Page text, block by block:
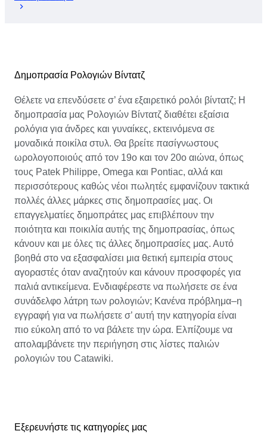
Δημοπρασία Ρολογιών Βίντατζ
Θέλετε να επενδύσετε σ’ ένα εξαιρετικό ρολόι βίντατζ; Η
δημοπρασία μας Ρολογιών Βίντατζ διαθέτει εξαίσια
ρολόγια για άνδρες και γυναίκες, εκτεινόμενα σε
μοναδικά ποικίλα στυλ. Θα βρείτε πασίγνωστους
ωρολογοποιούς από τον 19ο και τον 20ο αιώνα, όπως
τους Patek Philippe, Omega και Pontiac, αλλά και
περισσότερους καθώς νέοι πωλητές εμφανίζουν τακτικά
πολλές άλλες μάρκες στις δημοπρασίες μας. Οι
επαγγελματίες δημοπράτες μας επιβλέπουν την
ποιότητα και ποικιλία αυτής της δημοπρασίας, όπως
κάνουν και με όλες τις άλλες δημοπρασίες μας. Αυτό
βοηθά στο να εξασφαλίσει μια θετική εμπειρία στους
αγοραστές όταν αναζητούν και κάνουν προσφορές για
παλιά αντικείμενα. Ενδιαφέρεστε να πωλήσετε σε ένα
συνάδελφο λάτρη των ρολογιών; Κανένα πρόβλημα–η
εγγραφή για να πωλήσετε σ’ αυτή την κατηγορία είναι
πιο εύκολη από το να βάλετε την ώρα. Ελπίζουμε να
απολαμβάνετε την περιήγηση στις λίστες παλιών
ρολογιών του Catawiki.
Εξερευνήστε τις κατηγορίες μας